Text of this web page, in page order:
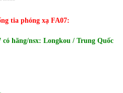
tia phóng xạ FA07:
hãng/nsx: Longkou / Trung Quốc